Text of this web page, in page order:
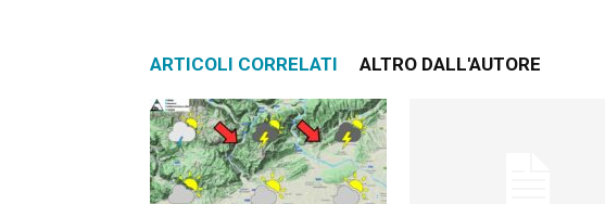
ARTICOLI CORRELATI ALTRO DALL'AUTORE